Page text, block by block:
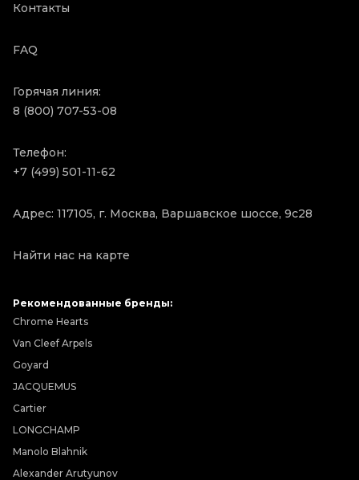
Контакты
FAQ
Горячая линия:
8 (800) 707-53-08
Телефон:
+7 (499) 501-11-62
Адрес: 117105, г. Москва, Варшавское шоссе, 9с28
Найти нас на карте
Рекомендованные бренды:
Chrome Hearts
Van Cleef Arpels
Goyard
JACQUEMUS
Cartier
LONGCHAMP
Manolo Blahnik
Alexander Arutyunov